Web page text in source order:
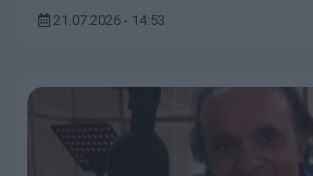
21.07.2026 - 14:53